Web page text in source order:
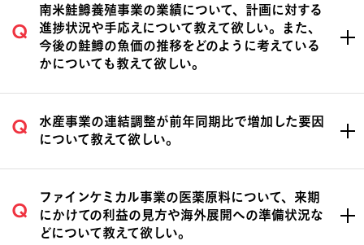
南米鮭鱒養殖事業の業績について、計画に対する
進捗状況や手応えについて教えて欲しい。また、
今後の鮭鱒の魚価の推移をどのように考えている
かについても教えて欲しい。
水産事業の連結調整が前年同期比で増加した要因
について教えて欲しい。
ファインケミカル事業の医薬原料について、来期
にかけての利益の見方や海外展開への準備状況な
どについて教えて欲しい。